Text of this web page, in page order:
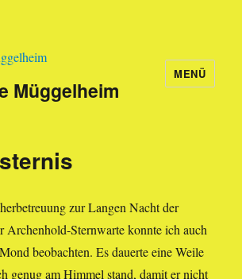
Müggelheim
MENÜ
zur Langen Nacht der
Archenhold-Sternwarte konnte ich auch
beobachten. Es dauerte eine Weile
genug am Himmel stand, damit er nicht